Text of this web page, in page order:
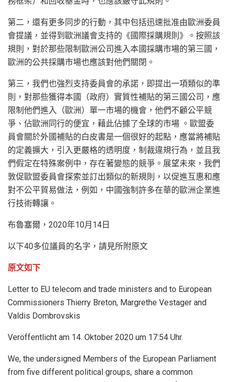
第二，還有更多同步的行動，其中包括迅速批准由歐洲委員
會提議，並得到歐洲議會支持的《國際採購規則》。按照該
規則，對於那些限制歐洲公司進入本國採購市場的第三國，
歐洲的公共採購市場也應該對他們關閉。
第三，我們也強烈支持委員會的承諾，即提出一項類似的準
則，對那些獲得本國（政府）實質性補貼的第三國公司，應
限制他們進入（歐洲）單一市場的機會，他們不顧公平競
爭、佔歐洲同行的便宜，藉此佔據了全球的市場 。歐盟委
員會關於外國補貼的白皮書是一個很好的起點，應當將補貼
的定義擴大，引入更嚴格的透明度，制裁違規行為，並且我
們假定在特殊案例中，存在著變態的競爭。展望未來，我們
敦促歐盟委員會探索並訂出類似的新規則，以促進互惠和應
對不公平貿易做法，例如，中國強制許多在華的歐洲企業進
行技術轉讓。
布魯塞爾，2020年10月14日
以下40多位議員的名字，請見所附原文
原文如下
Letter to EU telecom and trade ministers and to European
Commissioners Thierry Breton, Margrethe Vestager and
Valdis Dombrovskis
Veröffentlicht am 14. Oktober 2020 um 17:54 Uhr.
We, the undersigned Members of the European Parliament
from five different political groups, share a common